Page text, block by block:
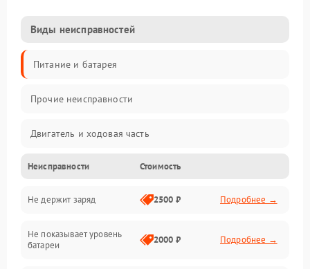
Виды неисправностей
Питание и батарея
Прочие неисправности
Двигатель и ходовая часть
Тормоза и безопасность
Подвеска и колеса
Электроника и управление
Неисправности Стоимость
Не держит заряд 2500 ₽ Подробнее →
Не показывает уровень
батареи
2000 ₽ Подробнее →